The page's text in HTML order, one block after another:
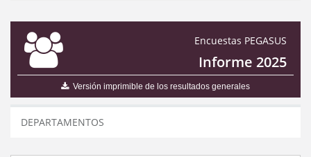
Encuestas PEGASUS
Informe 2025
Versión imprimible de los resultados generales
DEPARTAMENTOS